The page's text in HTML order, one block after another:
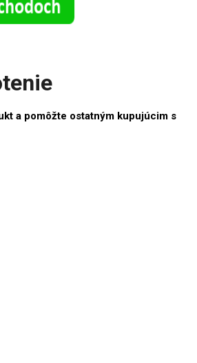
a pomôžte ostatným kupujúcim s